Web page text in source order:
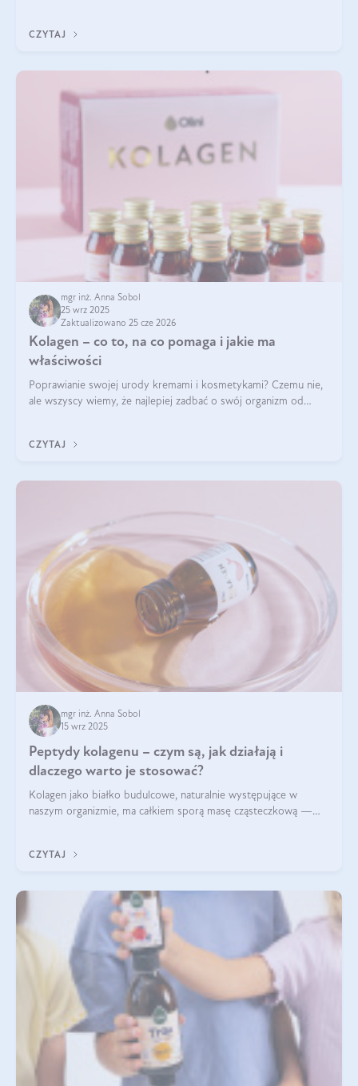
CZYTAJ
mgr inż. Anna Sobol
25 wrz 2025
Zaktualizowano 25 cze 2026
Kolagen – co to, na co pomaga i jakie ma
właściwości
Poprawianie swojej urody kremami i kosmetykami? Czemu nie,
ale wszyscy wiemy, że najlepiej zadbać o swój organizm od
wysokiej jakości suplem
CZYTAJ
mgr inż. Anna Sobol
15 wrz 2025
Peptydy kolagenu – czym są, jak działają i
dlaczego warto je stosować?
Kolagen jako białko budulcowe, naturalnie występujące w
naszym organizmie, ma całkiem sporą masę cząsteczkową —
bardziej biodostępny
CZYTAJ